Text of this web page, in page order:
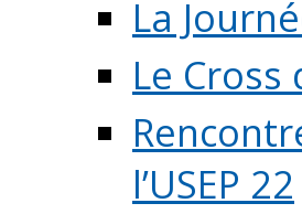
La
Le
l’USEP 22